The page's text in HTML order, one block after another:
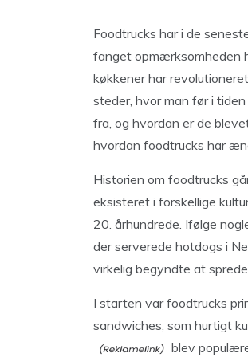
Foodtrucks har i de
fanget opmærksomheden
køkkener har
steder, hvor man før i
fra, og hvordan er de
hvordan foodtrucks har
Historien om foodtrucks
eksisteret i forskellige
20. århundrede. Ifølge
der serverede hotdogs i
virkelig begyndte at
I starten var foodtrucks
sandwiches, som hurtigt
blev